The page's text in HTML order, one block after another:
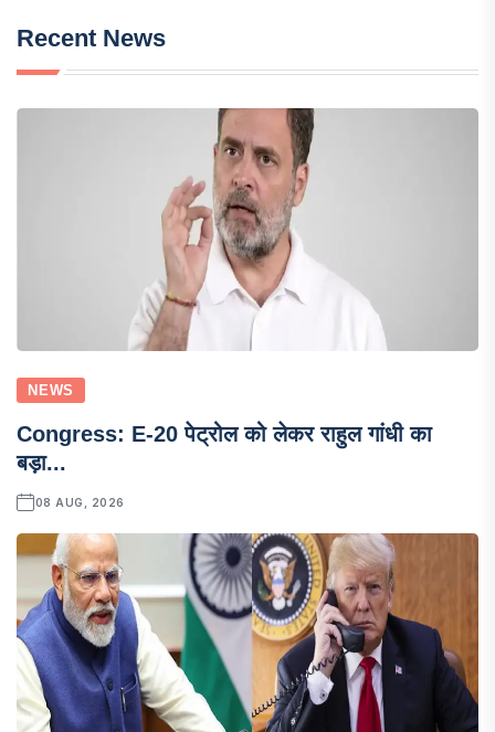
Recent News
NEWS
Congress: E-20 पेट्रोल को लेकर राहुल गांधी का
बड़ा...
08 AUG, 2026